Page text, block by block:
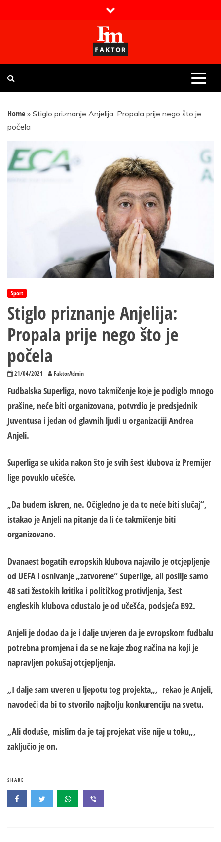
Faktor magazin
Uvijek presudan
Home » Stiglo priznanje Anjelija: Propala prije nego što je
počela
Sport
Stiglo priznanje Anjelija:
Propala prije nego što je
počela
21/04/2021 FaktorAdmin
Fudbalska Superliga, novo takmičenje koje je podiglo mnogo
prašine, neće biti organizovana, potvrdio je predsjednik
Juventusa i jedan od glavnih ljudi u organizaciji Andrea
Anjeli.
Superliga se ukida nakon što je svih šest klubova iz Premijer
lige povuklo učešće.
„Da budem iskren, ne. Očigledno je da to neće biti slučaj“,
istakao je Anjeli na pitanje da li će takmičenje biti
organizovano.
Dvanaest bogatih evropskih klubova najavilo je otcjepljenje
od UEFA i osnivanje „zatvorene“ Superlige, ali poslije samo
48 sati žestokih kritika i političkog protivljenja, šest
engleskih klubova odustalo je od učešća, podsjeća B92.
Anjeli je dodao da je i dalje uvjeren da je evropskom fudbalu
potrebna promjena i da se ne kaje zbog načina na koji je
napravljen pokušaj otcjepljenja.
„I dalje sam uveren u ljepotu tog projekta„, rekao je Anjeli,
navodeći da bi to stvorilo najbolju konkurenciju na svetu.
„Ali doduše, mislim da je taj projekat više nije u toku„,
zaključio je on.
SHARE